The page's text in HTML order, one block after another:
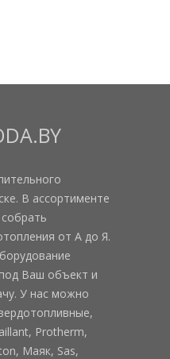
В ассортименте
от А до Я.
Ваш объект и
У нас можно
Protherm,
Маяк, Sas,